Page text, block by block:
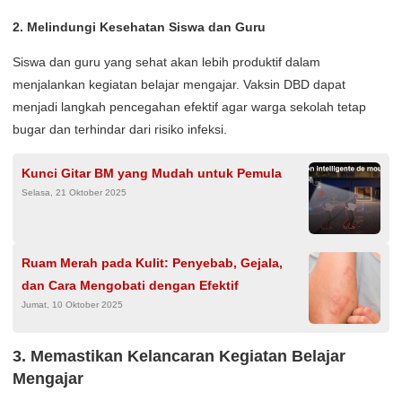
2. Melindungi Kesehatan Siswa dan Guru
Siswa dan guru yang sehat akan lebih produktif dalam
menjalankan kegiatan belajar mengajar. Vaksin DBD dapat
menjadi langkah pencegahan efektif agar warga sekolah tetap
bugar dan terhindar dari risiko infeksi.
Kunci Gitar BM yang Mudah untuk Pemula
Selasa, 21 Oktober 2025
Ruam Merah pada Kulit: Penyebab, Gejala,
dan Cara Mengobati dengan Efektif
Jumat, 10 Oktober 2025
3. Memastikan Kelancaran Kegiatan Belajar
Mengajar